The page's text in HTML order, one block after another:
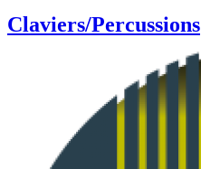
Claviers/Percussions